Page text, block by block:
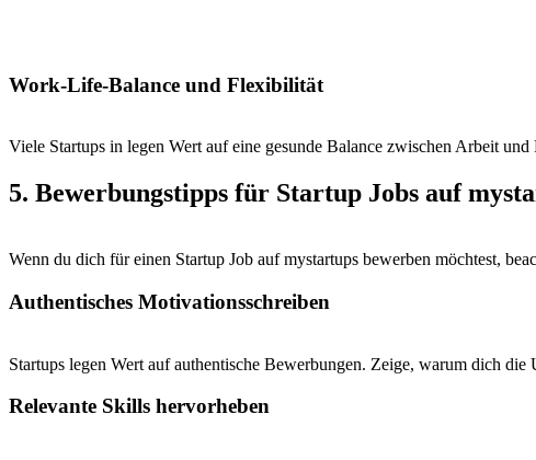
Work-Life-Balance und Flexibilität
Viele Startups in legen Wert auf eine gesunde Balance zwischen Arbeit
5. Bewerbungstipps für Startup Jobs auf
Wenn du dich für einen Startup Job auf mystartups bewerben möchtest,
Authentisches Motivationsschreiben
Startups legen Wert auf authentische Bewerbungen. Zeige, warum dich
Relevante Skills hervorheben